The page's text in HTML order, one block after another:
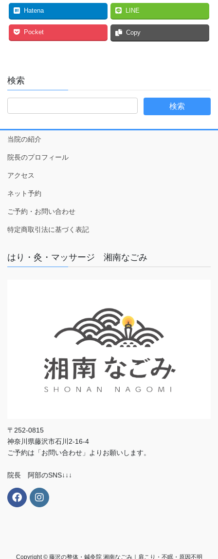
Hatena LINE
Pocket Copy
検索
当院の紹介
院長のプロフィール
アクセス
ネット予約
ご予約・お問い合わせ
特定商取引法に基づく表記
はり・灸・マッサージ 湘南なごみ
〒252-0815
神奈川県藤沢市石川2-16-4
ご予約は「お問い合わせ」よりお願いします。
院長 阿部のSNS↓↓↓
Copyright © 藤沢の整体・鍼灸院 湘南なごみ｜肩こり・不眠・原因不明